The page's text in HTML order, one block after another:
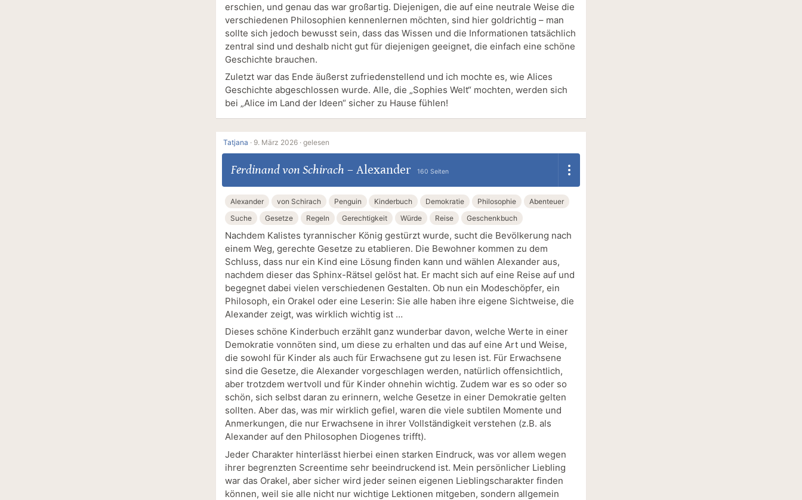
erschien, und genau das war großartig. Diejenigen, die auf eine neutrale Weise die
verschiedenen Philosophien kennenlernen möchten, sind hier goldrichtig – man
sollte sich jedoch bewusst sein, dass das Wissen und die Informationen tatsächlich
zentral sind und deshalb nicht gut für diejenigen geeignet, die einfach eine schöne
Geschichte brauchen.
Zuletzt war das Ende äußerst zufriedenstellend und ich mochte es, wie Alices
Geschichte abgeschlossen wurde. Alle, die „Sophies Welt“ mochten, werden sich
bei „Alice im Land der Ideen“ sicher zu Hause fühlen!
Tatjana · 9. März 2026 · gelesen
Ferdinand von Schirach – Alexander 160 Seiten
Alexander von Schirach Penguin Kinderbuch Demokratie Philosophie
Abenteuer
Suche
Gesetze Regeln Gerechtigkeit Würde Reise Geschenkbuch
Nachdem Kalistes tyrannischer König gestürzt wurde, sucht die Bevölkerung nach
einem Weg, gerechte Gesetze zu etablieren. Die Bewohner kommen zu dem
Schluss, dass nur ein Kind eine Lösung finden kann und wählen Alexander aus,
nachdem dieser das Sphinx-Rätsel gelöst hat. Er macht sich auf eine Reise auf und
begegnet dabei vielen verschiedenen Gestalten. Ob nun ein Modeschöpfer, ein
Philosoph, ein Orakel oder eine Leserin: Sie alle haben ihre eigene Sichtweise, die
Alexander zeigt, was wirklich wichtig ist …
Dieses schöne Kinderbuch erzählt ganz wunderbar davon, welche Werte in einer
Demokratie vonnöten sind, um diese zu erhalten und das auf eine Art und Weise,
die sowohl für Kinder als auch für Erwachsene gut zu lesen ist. Für Erwachsene
sind die Gesetze, die Alexander vorgeschlagen werden, natürlich offensichtlich,
aber trotzdem wertvoll und für Kinder ohnehin wichtig. Zudem war es so oder so
schön, sich selbst daran zu erinnern, welche Gesetze in einer Demokratie gelten
sollten. Aber das, was mir wirklich gefiel, waren die viele subtilen Momente und
Anmerkungen, die nur Erwachsene in ihrer Vollständigkeit verstehen (z.B. als
Alexander auf den Philosophen Diogenes trifft).
Jeder Charakter hinterlässt hierbei einen starken Eindruck, was vor allem wegen
ihrer begrenzten Screentime sehr beeindruckend ist. Mein persönlicher Liebling
war das Orakel, aber sicher wird jeder seinen eigenen Lieblingscharakter finden
können, weil sie alle nicht nur wichtige Lektionen mitgeben, sondern allgemein